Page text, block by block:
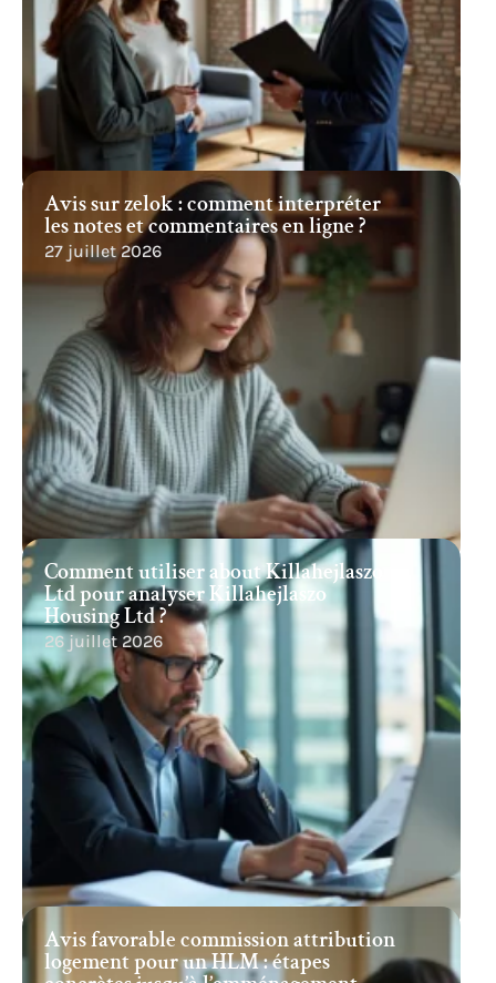
Avis sur zelok : comment interpréter
les notes et commentaires en ligne ?
27 juillet 2026
Comment utiliser about Killahejlaszo
Ltd pour analyser Killahejlaszo
Housing Ltd ?
26 juillet 2026
Avis favorable commission attribution
logement pour un HLM : étapes